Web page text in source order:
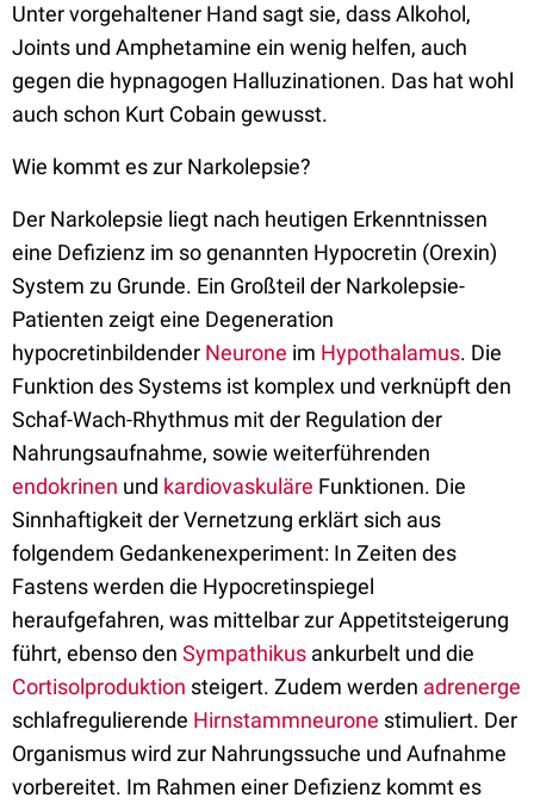
Unter vorgehaltener Hand sagt sie, dass Alkohol,
Joints und Amphetamine ein wenig helfen, auch
gegen die hypnagogen Halluzinationen. Das hat wohl
auch schon Kurt Cobain gewusst.
Wie kommt es zur Narkolepsie?
Der Narkolepsie liegt nach heutigen Erkenntnissen
eine Defizienz im so genannten Hypocretin (Orexin)
System zu Grunde. Ein Großteil der Narkolepsie-
Patienten zeigt eine Degeneration
hypocretinbildender Neurone im Hypothalamus. Die
Funktion des Systems ist komplex und verknüpft den
Schaf-Wach-Rhythmus mit der Regulation der
Nahrungsaufnahme, sowie weiterführenden
endokrinen und kardiovaskuläre Funktionen. Die
Sinnhaftigkeit der Vernetzung erklärt sich aus
folgendem Gedankenexperiment: In Zeiten des
Fastens werden die Hypocretinspiegel
heraufgefahren, was mittelbar zur Appetitsteigerung
führt, ebenso den Sympathikus ankurbelt und die
Cortisolproduktion steigert. Zudem werden adrenerge
schlafregulierende Hirnstammneurone stimuliert. Der
Organismus wird zur Nahrungssuche und Aufnahme
vorbereitet. Im Rahmen einer Defizienz kommt es